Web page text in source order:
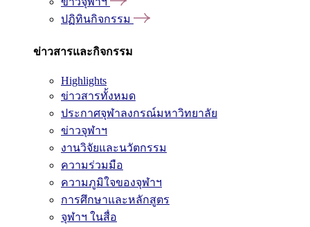
ปฏิทินกิจกรรม
ข่าวสารและกิจกรรม
Highlights
ข่าวสารทั้งหมด
ประกาศจุฬาลงกรณ์มหาวิทยาลัย
ข่าวจุฬาฯ
งานวิจัยและนวัตกรรม
ความร่วมมือ
ความภูมิใจของจุฬาฯ
การศึกษาและหลักสูตร
จุฬาฯ ในสื่อ